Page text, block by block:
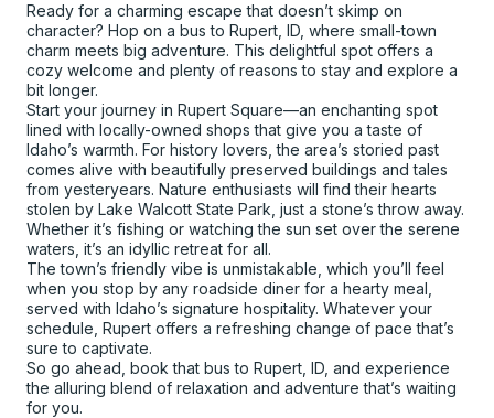
Ready for a charming escape that doesn’t skimp on
character? Hop on a bus to Rupert, ID, where small-town
charm meets big adventure. This delightful spot offers a
cozy welcome and plenty of reasons to stay and explore a
bit longer.
Start your journey in Rupert Square—an enchanting spot
lined with locally-owned shops that give you a taste of
Idaho’s warmth. For history lovers, the area’s storied past
comes alive with beautifully preserved buildings and tales
from yesteryears. Nature enthusiasts will find their hearts
stolen by Lake Walcott State Park, just a stone’s throw away.
Whether it’s fishing or watching the sun set over the serene
waters, it’s an idyllic retreat for all.
The town’s friendly vibe is unmistakable, which you’ll feel
when you stop by any roadside diner for a hearty meal,
served with Idaho’s signature hospitality. Whatever your
schedule, Rupert offers a refreshing change of pace that’s
sure to captivate.
So go ahead, book that bus to Rupert, ID, and experience
the alluring blend of relaxation and adventure that’s waiting
for you.